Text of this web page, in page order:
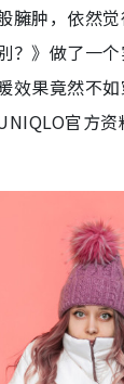
肿，依然觉
？》做了一
效果竟然不
官方